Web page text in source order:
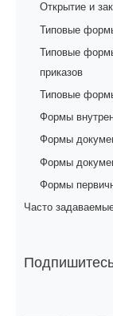
Открытие и
Типовые
Типовые
приказов
Типовые
Формы
Формы
Формы
Формы
Часто